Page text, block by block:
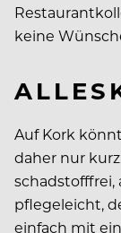
keine
Auf Kork
daher nur
schadstofffrei,
pflegeleicht,
einfach mit